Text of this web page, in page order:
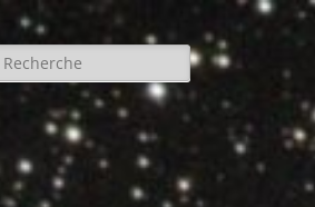
Rechercher :